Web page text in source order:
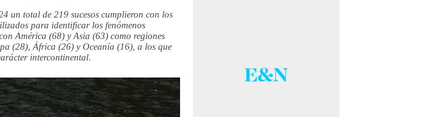
un total de 219 sucesos cumplieron con los
para identificar los fenómenos
América (68) y Asia (63) como regiones
(28), África (26) y Oceanía (16), a los que
intercontinental.